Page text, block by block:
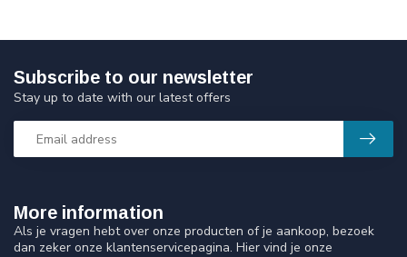
More information
Als je vragen hebt over onze producten of je aankoop, bezoek
dan zeker onze klantenservicepagina. Hier vind je onze
Subscribe to our newsletter
Stay up to date with our latest offers